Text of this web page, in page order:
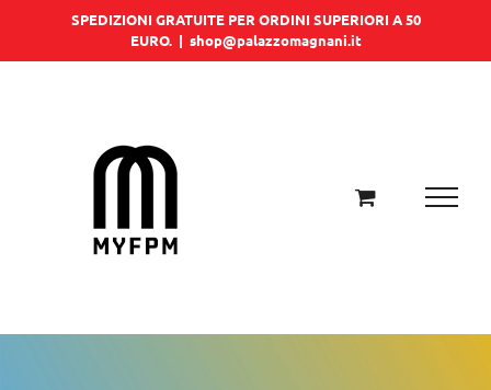
SPEDIZIONI GRATUITE PER ORDINI SUPERIORI A 50
EURO. | shop@palazzomagnani.it